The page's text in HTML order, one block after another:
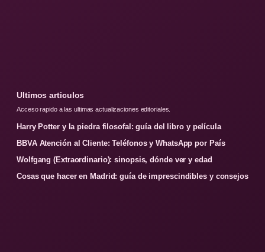
Ultimos articulos
Acceso rapido a las ultimas actualizaciones editoriales.
Harry Potter y la piedra filosofal: guía del libro y película
BBVA Atención al Cliente: Teléfonos y WhatsApp por País
Wolfgang (Extraordinario): sinopsis, dónde ver y edad
Cosas que hacer en Madrid: guía de imprescindibles y consejos